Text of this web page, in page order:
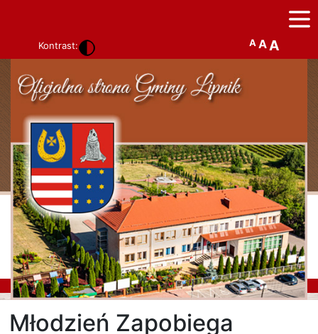
Kontrast: A AA
Młodzień Zapobiega